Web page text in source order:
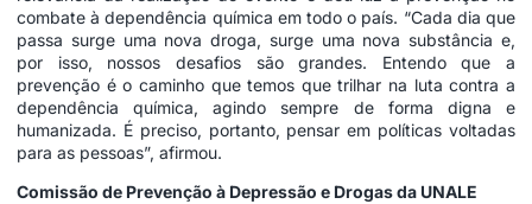
combate à dependência química em todo o país. “Cada dia que
passa surge uma nova droga, surge uma nova substância e,
por isso, nossos desafios são grandes. Entendo que a
prevenção é o caminho que temos que trilhar na luta contra a
dependência química, agindo sempre de forma digna e
humanizada. É preciso, portanto, pensar em políticas voltadas
para as pessoas”, afirmou.
Comissão de Prevenção à Depressão e Drogas da UNALE